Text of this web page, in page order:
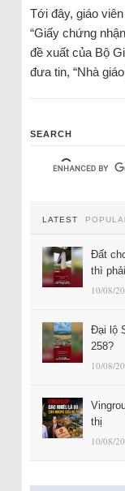
Tới đây, giáo
“Giấy chứng
đề xuất của Bộ
đưa tin, “Nhà
SEARCH
LATEST
Đất
thì
10/08/
Đại lộ
258?
10/08/
thị
10/08/